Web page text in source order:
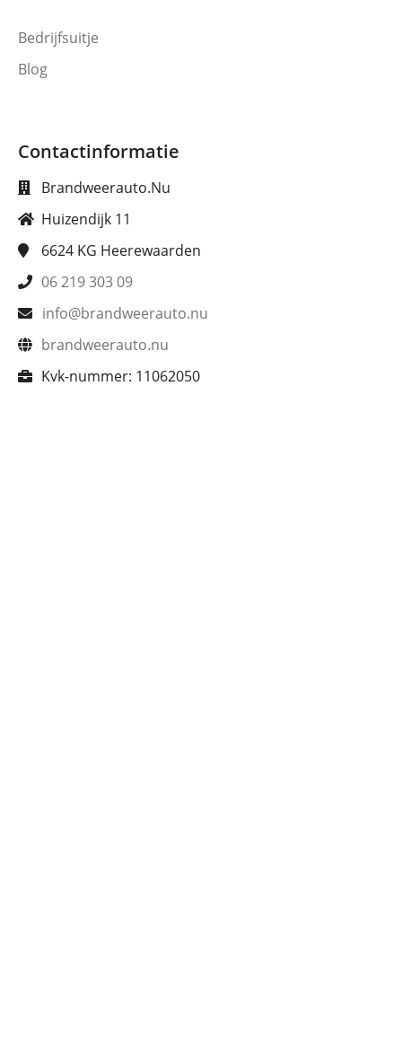
Bedrijfsuitje
Blog
Contactinformatie
Brandweerauto.Nu
Huizendijk 11
6624 KG Heerewaarden
06 219 303 09
info@brandweerauto.nu
brandweerauto.nu
Kvk-nummer: 11062050